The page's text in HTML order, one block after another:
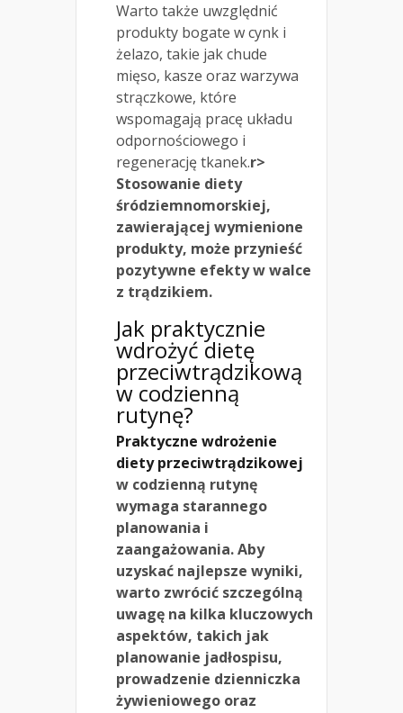
Warto także uwzględnić
produkty bogate w cynk i
żelazo, takie jak chude
mięso, kasze oraz warzywa
strączkowe, które
wspomagają pracę układu
odpornościowego i
regenerację tkanek.r>
Stosowanie diety
śródziemnomorskiej,
zawierającej wymienione
produkty, może przynieść
pozytywne efekty w walce
z trądzikiem.
Jak praktycznie
wdrożyć dietę
przeciwtrądzikową
w codzienną
rutynę?
Praktyczne wdrożenie
diety przeciwtrądzikowej
w codzienną rutynę
wymaga starannego
planowania i
zaangażowania. Aby
uzyskać najlepsze wyniki,
warto zwrócić szczególną
uwagę na kilka kluczowych
aspektów, takich jak
planowanie jadłospisu,
prowadzenie dzienniczka
żywieniowego oraz